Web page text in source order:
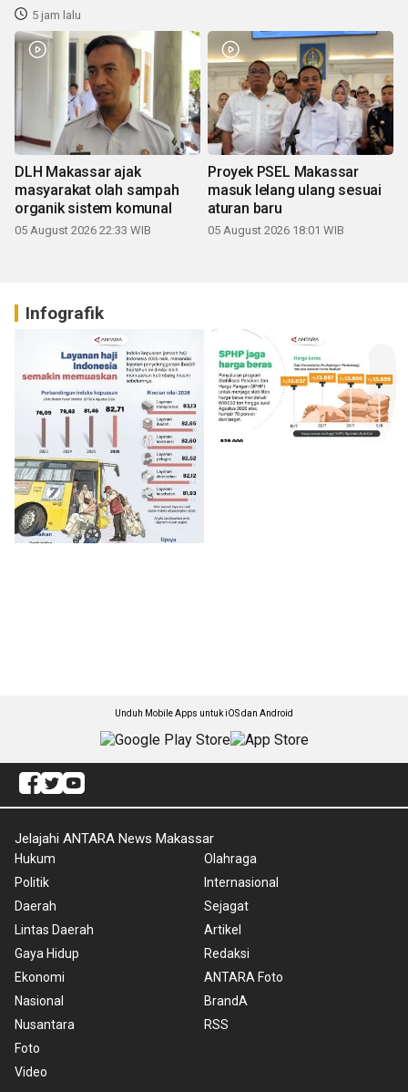
5 jam lalu
DLH Makassar ajak
masyarakat olah sampah
organik sistem komunal
05 August 2026 22:33 WIB
Proyek PSEL Makassar
masuk lelang ulang sesuai
aturan baru
05 August 2026 18:01 WIB
Infografik
Unduh Mobile Apps untuk iOS dan Android
Jelajahi ANTARA News Makassar
Hukum
Politik
Daerah
Lintas Daerah
Gaya Hidup
Ekonomi
Nasional
Nusantara
Foto
Video
Olahraga
Internasional
Sejagat
Artikel
Redaksi
ANTARA Foto
BrandA
RSS